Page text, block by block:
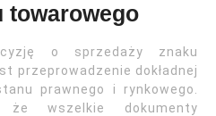
towarowego
o sprzedaży znaku
przeprowadzenie dokładnej
prawnego i rynkowego.
wszelkie dokumenty